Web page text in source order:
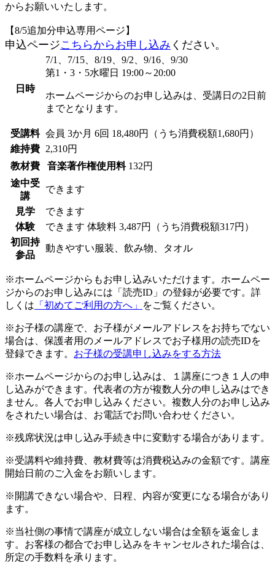
からお願いいたします。
【8/5追加分申込専用ページ】
申込ページこちらからお申し込み ください。
日時
7/1、7/15、8/19、9/2、9/16、9/30
第1・3・5水曜日 19:00～20:00
ホームページからのお申し込みは、受講日の2日前
までとなります。
受講料 会員 3か月 6回 18,480円（うち消費税額1,680円）
維持費
2,310円
教材費
音楽著作権使用料 132円
途中受
講
できます
見学
できます
体験
できます 体験料 3,487円（うち消費税額317円）
初回持
参品
動きやすい服装、飲み物、タオル
※ホームページからもお申し込みいただけます。ホームペー
ジからのお申し込みには「読売ID」の登録が必要です。詳
しくは 「初めてご利用の方へ」 をご覧ください。
※お子様の講座で、お子様がメールアドレスをお持ちでない
場合は、保護者用のメールアドレスでお子様用の読売IDを
登録できます。 お子様の受講申し込みをする方法
※ホームページからのお申し込みは、１講座につき１人の申
し込みができます。代表者の方が複数人分の申し込みはでき
ません。各人でお申し込みください。複数人分のお申し込み
をされたい場合は、お電話でお問い合わせください。
※残席状況は申し込み手続き中に変動する場合があります。
※受講料や維持費、教材費等は消費税込みの金額です。講座
開始日前のご入金をお願いします。
※開講できない場合や、日程、内容が変更になる場合があり
ます。
※当社側の事情で講座が成立しない場合は全額を返金しま
す。お客様の都合でお申し込みをキャンセルされた場合は、
所定の手数料を承ります。